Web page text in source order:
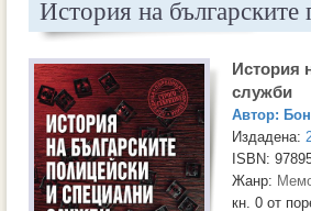
История на
История
служби
Автор:
Издадена:
ISBN:
Жанр:
кн. 0 от